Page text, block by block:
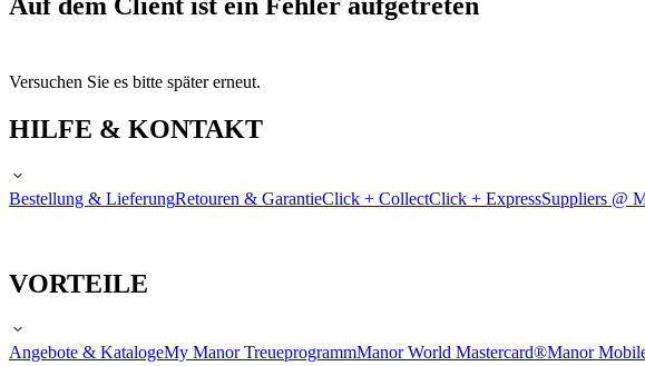
Versuchen Sie es bitte später erneut.
HILFE & KONTAKT
Bestellung & LieferungRetouren & GarantieClick + CollectClick + ExpressSuppliers @
VORTEILE
Angebote & KatalogeMy Manor TreueprogrammManor World Mastercard®Manor